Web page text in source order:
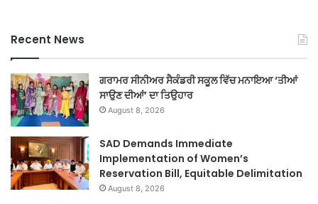
Recent News
ਗਰਾਮਰ ਸੀਨੀਅਰ ਸੈਕੰਡਰੀ ਸਕੂਲ ਵਿੱਚ ਮਨਾਇਆ ‘ਤੀਆਂ
ਸਾਉਣ ਦੀਆਂ’ ਦਾ ਤਿਉਹਾਰ
August 8, 2026
SAD Demands Immediate
Implementation of Women’s
Reservation Bill, Equitable Delimitation
August 8, 2026